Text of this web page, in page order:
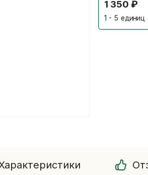
от
простуды,
100
1 350 ₽
1 - 5 единиц